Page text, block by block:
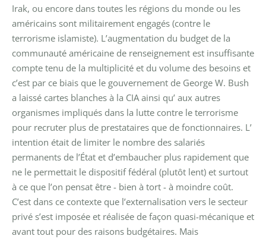
Irak, ou encore dans toutes les régions du monde ou les
américains sont militairement engagés (contre le
terrorisme islamiste). L’augmentation du budget de la
communauté américaine de renseignement est insuffisante
compte tenu de la multiplicité et du volume des besoins et
c’est par ce biais que le gouvernement de George W. Bush
a laissé cartes blanches à la CIA ainsi qu’ aux autres
organismes impliqués dans la lutte contre le terrorisme
pour recruter plus de prestataires que de fonctionnaires. L’
intention était de limiter le nombre des salariés
permanents de l’État et d’embaucher plus rapidement que
ne le permettait le dispositif fédéral (plutôt lent) et surtout
à ce que l’on pensat être - bien à tort - à moindre coût.
C’est dans ce contexte que l’externalisation vers le secteur
privé s’est imposée et réalisée de façon quasi-mécanique et
avant tout pour des raisons budgétaires. Mais